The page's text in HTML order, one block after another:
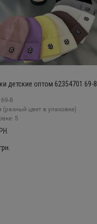
детские оптом 62354701 69-8
8
цвет в упаковке)
5